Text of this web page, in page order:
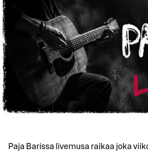
Paja Barissa livemusa raikaa joka